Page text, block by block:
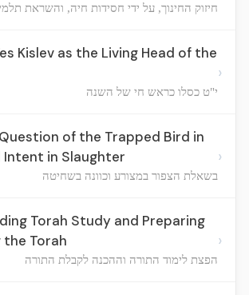
חיזוק החינוך, על ידי חסידות חיה, והשראת
Kislev as the Living Head of the
י"ט כסלו כראש חי של השנה
›
of the Trapped Bird in
in Slaughter
בשאלת הצפור במצורע וכוונה בשחיטה
›
Torah Study and Preparing
the Torah
הפצת לימוד התורה וההכנה לקבלת התורה
›